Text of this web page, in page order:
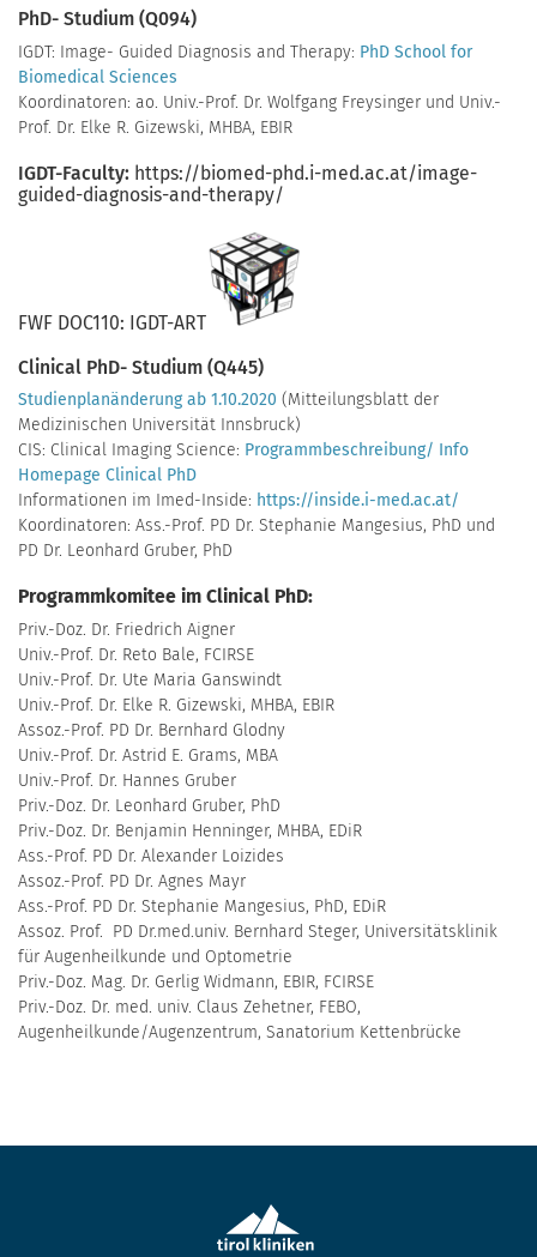
PhD- Studium (Q094)
IGDT: Image- Guided Diagnosis and Therapy: PhD School for
Biomedical Sciences
Koordinatoren: ao. Univ.-Prof. Dr. Wolfgang Freysinger und Univ.-
Prof. Dr. Elke R. Gizewski, MHBA, EBIR
IGDT-Faculty: https://biomed-phd.i-med.ac.at/image-
guided-diagnosis-and-therapy/
FWF DOC110: IGDT-ART
Clinical PhD- Studium (Q445)
Studienplanänderung ab 1.10.2020 (Mitteilungsblatt der
Medizinischen Universität Innsbruck)
CIS: Clinical Imaging Science: Programmbeschreibung/ Info
Homepage Clinical PhD
Informationen im Imed-Inside: https://inside.i-med.ac.at/
Koordinatoren: Ass.-Prof. PD Dr. Stephanie Mangesius, PhD und
PD Dr. Leonhard Gruber, PhD
Programmkomitee im Clinical PhD:
Priv.-Doz. Dr. Friedrich Aigner
Univ.-Prof. Dr. Reto Bale, FCIRSE
Univ.-Prof. Dr. Ute Maria Ganswindt
Univ.-Prof. Dr. Elke R. Gizewski, MHBA, EBIR
Assoz.-Prof. PD Dr. Bernhard Glodny
Univ.-Prof. Dr. Astrid E. Grams, MBA
Univ.-Prof. Dr. Hannes Gruber
Priv.-Doz. Dr. Leonhard Gruber, PhD
Priv.-Doz. Dr. Benjamin Henninger, MHBA, EDiR
Ass.-Prof. PD Dr. Alexander Loizides
Assoz.-Prof. PD Dr. Agnes Mayr
Ass.-Prof. PD Dr. Stephanie Mangesius, PhD, EDiR
Assoz. Prof. PD Dr.med.univ. Bernhard Steger, Universitätsklinik
für Augenheilkunde und Optometrie
Priv.-Doz. Mag. Dr. Gerlig Widmann, EBIR, FCIRSE
Priv.-Doz. Dr. med. univ. Claus Zehetner, FEBO,
Augenheilkunde/Augenzentrum, Sanatorium Kettenbrücke